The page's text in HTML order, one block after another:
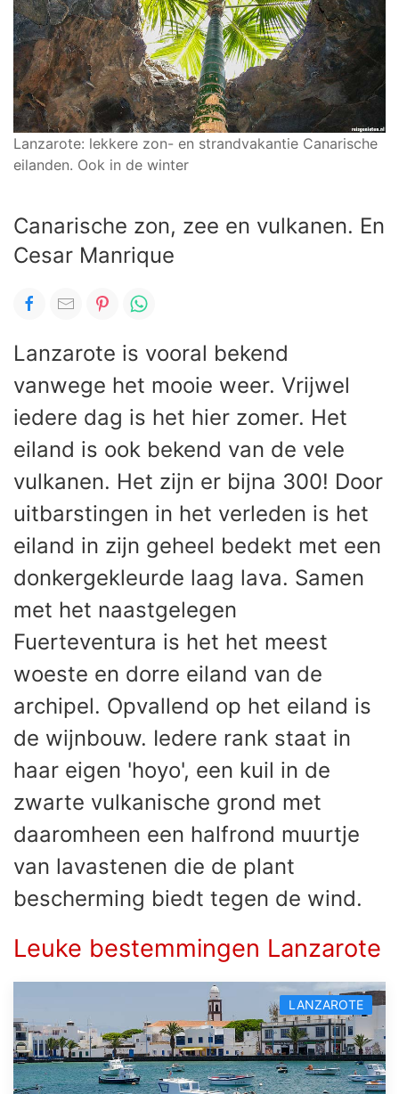
Lanzarote: lekkere zon- en strandvakantie Canarische
eilanden. Ook in de winter
Canarische zon, zee en vulkanen. En
Cesar Manrique
Lanzarote is vooral bekend
vanwege het mooie weer. Vrijwel
iedere dag is het hier zomer. Het
eiland is ook bekend van de vele
vulkanen. Het zijn er bijna 300! Door
uitbarstingen in het verleden is het
eiland in zijn geheel bedekt met een
donkergekleurde laag lava. Samen
met het naastgelegen
Fuerteventura is het het meest
woeste en dorre eiland van de
archipel. Opvallend op het eiland is
de wijnbouw. Iedere rank staat in
haar eigen 'hoyo', een kuil in de
zwarte vulkanische grond met
daaromheen een halfrond muurtje
van lavastenen die de plant
bescherming biedt tegen de wind.
Leuke bestemmingen Lanzarote
LANZAROTE